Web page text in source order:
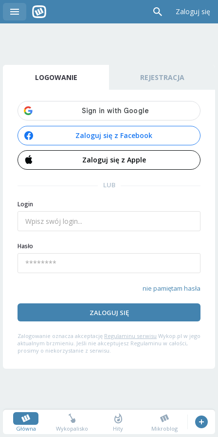
Zaloguj się
LOGOWANIE REJESTRACJA
Zaloguj się z Facebook
Zaloguj się z Apple
LUB
Login
Hasło
nie pamiętam hasła
ZALOGUJ SIĘ
Zalogowanie oznacza akceptację Regulaminu serwisu Wykop.pl w jego
aktualnym brzmieniu. Jeśli nie akceptujesz Regulaminu w całości,
prosimy o niekorzystanie z serwisu.
Główna Wykopalisko Hity Mikroblog